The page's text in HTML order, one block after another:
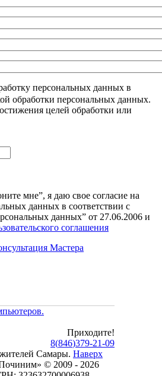
персональных данных в
обработки персональных данных.
целей обработки или
мне”, я даю свое согласие на
данных в соответствии с
данных” от 27.06.2006 и
соглашения
Мастера
Приходите!
8(846)379-21-09
жителей Самары. Наверх
© 2009 - 2026